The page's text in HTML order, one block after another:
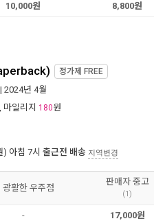
10,000원 8,800원
정가제 FREE
2024년 4월
마일리지 180원
아침 7시 출근전 배송 지역변경
광활한 우주점
판매자 중고
(1)
- 17,000원